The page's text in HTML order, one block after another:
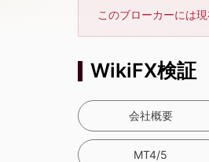
このブローカーには
WikiFX検証
会社概要
MT4/5